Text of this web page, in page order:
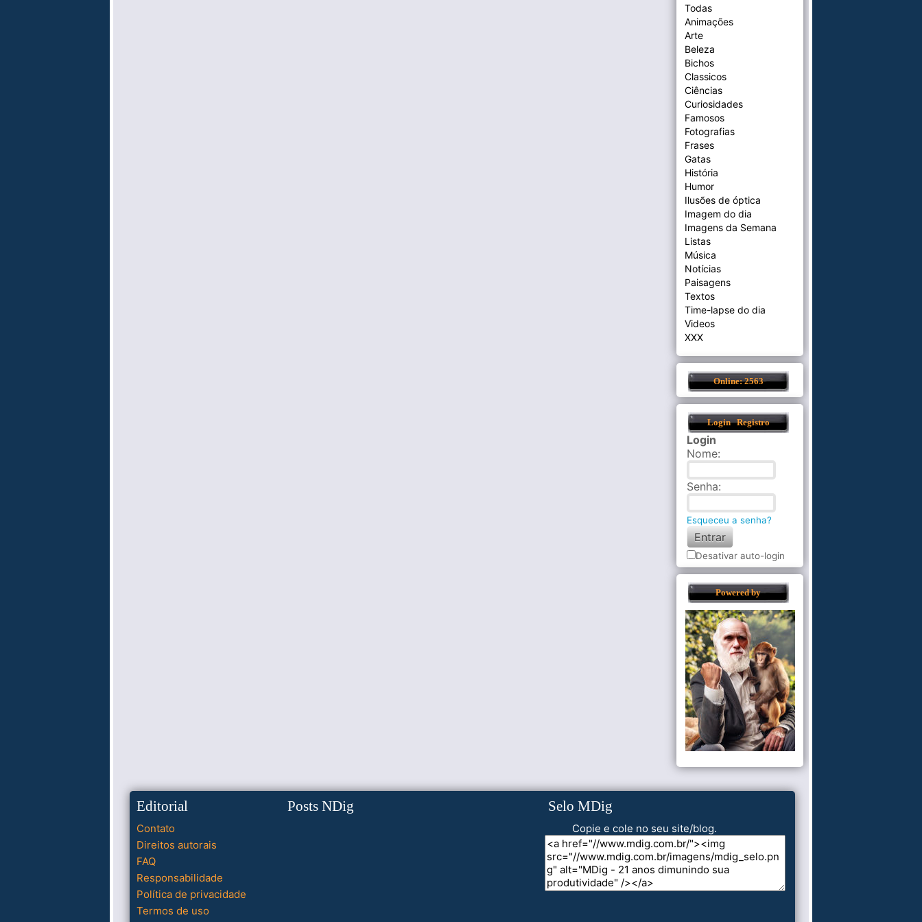
Todas
Animações
Arte
Beleza
Bichos
Classicos
Ciências
Curiosidades
Famosos
Fotografias
Frases
Gatas
História
Humor
Ilusões de óptica
Imagem do dia
Imagens da Semana
Listas
Música
Notícias
Paisagens
Textos
Time-lapse do dia
Videos
XXX
Online: 2563
Login Registro
Login
Nome:
Senha:
Esqueceu a senha?
Desativar auto-login
Powered by
Editorial
Contato
Direitos autorais
FAQ
Responsabilidade
Política de privacidade
Termos de uso
Posts NDig Selo MDig
Copie e cole no seu site/blog.